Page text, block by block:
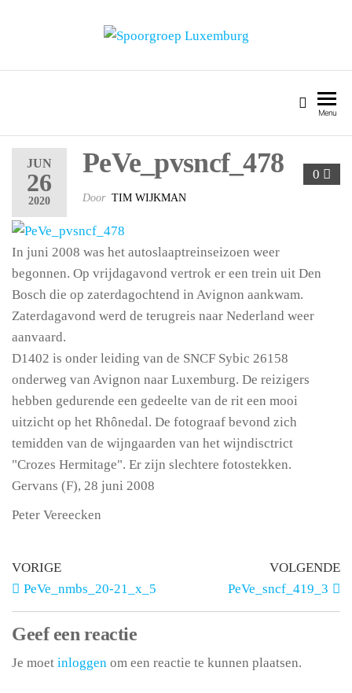
Menu
JUN
26
2020
0
PeVe_pvsncf_478
Door TIM WIJKMAN
In juni 2008 was het autoslaaptreinseizoen weer
begonnen. Op vrijdagavond vertrok er een trein uit Den
Bosch die op zaterdagochtend in Avignon aankwam.
Zaterdagavond werd de terugreis naar Nederland weer
aanvaard.
D1402 is onder leiding van de SNCF Sybic 26158
onderweg van Avignon naar Luxemburg. De reizigers
hebben gedurende een gedeelte van de rit een mooi
uitzicht op het Rhônedal. De fotograaf bevond zich
temidden van de wijngaarden van het wijndisctrict
"Crozes Hermitage". Er zijn slechtere fotostekken.
Gervans (F), 28 juni 2008
Peter Vereecken
VORIGE
PeVe_nmbs_20-21_x_5
VOLGENDE
PeVe_sncf_419_3
Geef een reactie
Je moet inloggen om een reactie te kunnen plaatsen.